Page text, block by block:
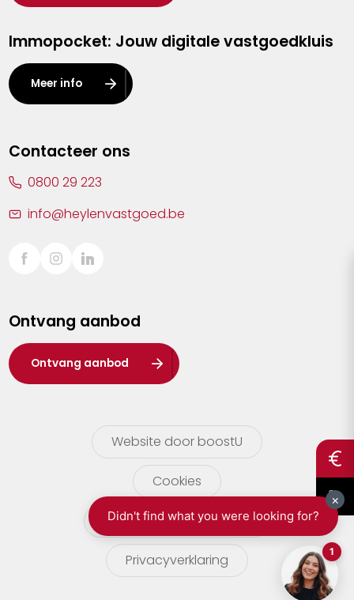
Herentals
Kalmthout
Leuven
Lier
Sint-Truiden
Waasland
Wuustwezel
Zoersel
Immopocket: Jouw digitale vastgoedkluis
Meer info
Contacteer ons
0800 29 223
info@heylenvastgoed.be
Ontvang aanbod
Ontvang aanbod
Website door boostU
Cookies
gebruikersvoorwaarden
Privacyverklaring